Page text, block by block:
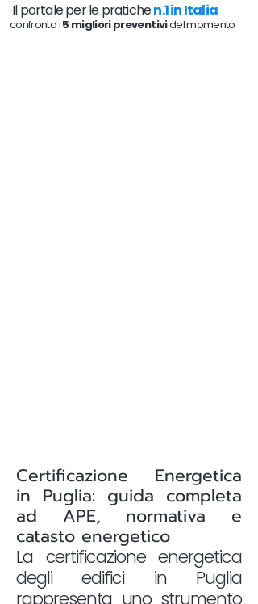
Il portale per le pratichen.1 in Italia
confronta i5 migliori preventividel momento
Certificazione Energetica
in Puglia: guida completa
ad APE, normativa e
catasto energetico
La certificazione energetica
degli edifici in Puglia
rappresenta uno strumento